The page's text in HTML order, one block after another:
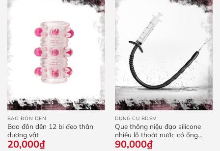
BAO ĐÔN DÊN
Bao đôn dên 12 bi đeo thân
dương vật
20,000₫
DỤNG CỤ BDSM
Que thông niệu đạo silicone
nhiều lỗ thoát nước có ống
bơm
90,000₫